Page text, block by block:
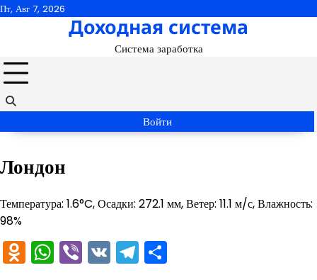
Перейти
Пт, Авг 7, 2026
Доходная система
Система заработка
Войти
Лондон
Температура: 1.6°C, Осадки: 272.1 мм, Ветер: 11.1 м/с, Влажность:
98%
Odnoklassniki
WhatsApp
Viber
VKTelegram